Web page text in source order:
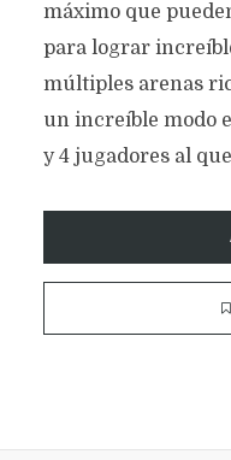
máximo que
para lograr
múltiples arenas
un increíble modo
y 4 jugadores al